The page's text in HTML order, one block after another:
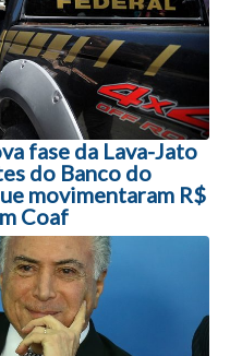
fase da Lava-Jato
do Banco do
movimentaram R$
Coaf